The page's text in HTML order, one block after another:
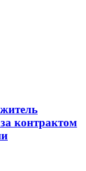
контрактом